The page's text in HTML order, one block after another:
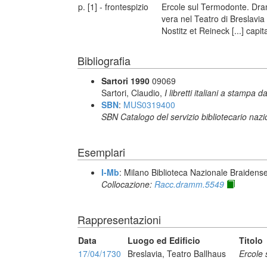
p. [1] - frontespizio
Ercole sul Termodonte.
vera nel Teatro di
Nostitz et Reineck [...]
Bibliografia
Sartori 1990 09069
Sartori, Claudio, I libretti italiani a stampa
SBN: MUS0319400
SBN Catalogo del servizio bibliotecario
Esemplari
I-Mb: Milano Biblioteca Nazionale
Collocazione: Racc.dramm.5549
Rappresentazioni
Data Luogo ed Edificio
Titolo
17/04/1730
Breslavia, Teatro Ballhaus Ercole